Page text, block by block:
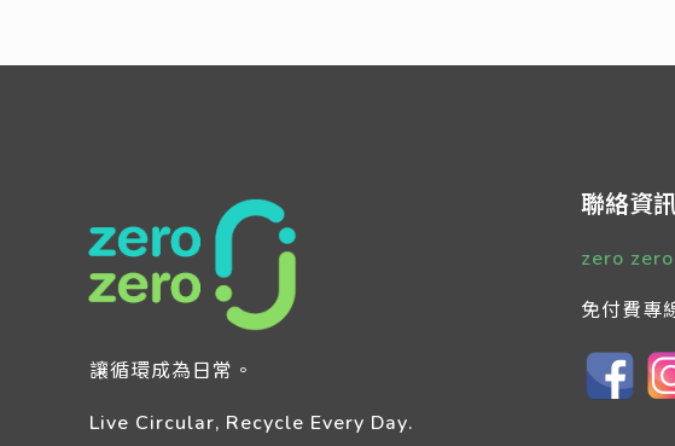
讓循環成為日常。
Live Circular, Recycle Every Day.
聯絡資
zero
免付費專